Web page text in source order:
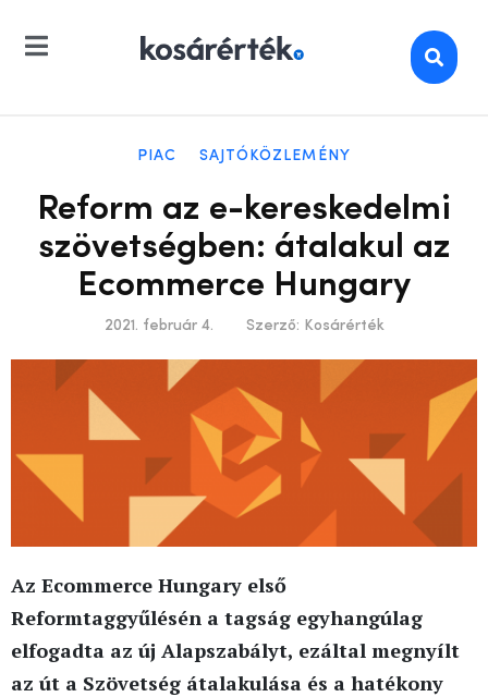
PIAC SAJTÓKÖZLEMÉNY
Reform az e-kereskedelmi
szövetségben: átalakul az
Ecommerce Hungary
2021. február 4. Szerző: Kosárérték
Az Ecommerce Hungary első
Reformtaggyűlésén a tagság egyhangúlag
elfogadta az új Alapszabályt, ezáltal megnyílt
az út a Szövetség átalakulása és a hatékony